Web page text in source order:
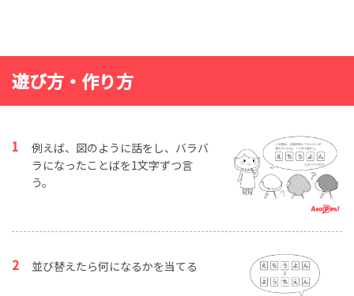
遊び方・作り方
例えば、図のように話をし、バラバ
ラになったことばを1文字ずつ言
う。
並び替えたら何になるかを当てる